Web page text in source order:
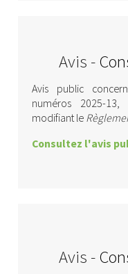
Avis -
Avis public
numéros 2025-
modifiant le
Consultez l'avis
Avis -